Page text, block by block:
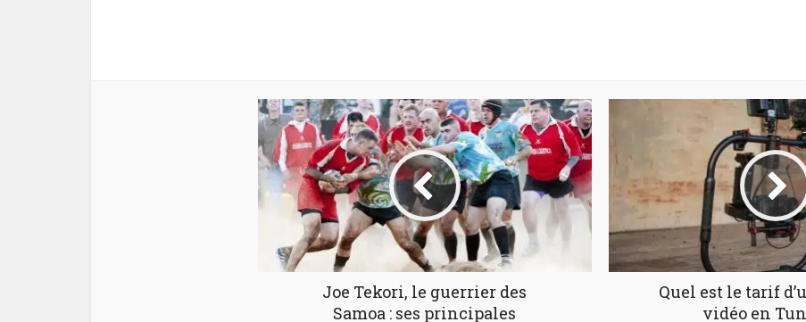
Joe Tekori, le guerrier des
Samoa : ses principales
Quel est le tarif
vidéo en